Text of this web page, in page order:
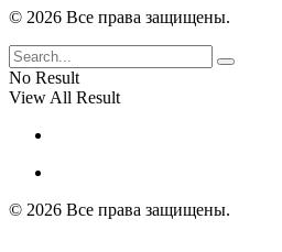
© 2026 Все права защищены.
No Result
View All Result
© 2026 Все права защищены.